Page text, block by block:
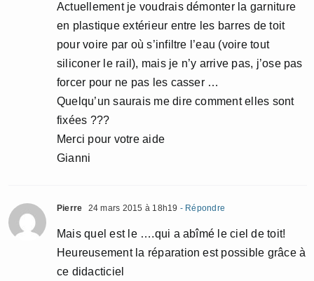
Actuellement je voudrais démonter la garniture
en plastique extérieur entre les barres de toit
pour voire par où s’infiltre l’eau (voire tout
siliconer le rail), mais je n’y arrive pas, j’ose pas
forcer pour ne pas les casser …
Quelqu’un saurais me dire comment elles sont
fixées ???
Merci pour votre aide
Gianni
Pierre 24 mars 2015 à 18h19 - Répondre
Mais quel est le ….qui a abîmé le ciel de toit!
Heureusement la réparation est possible grâce à
ce didacticiel